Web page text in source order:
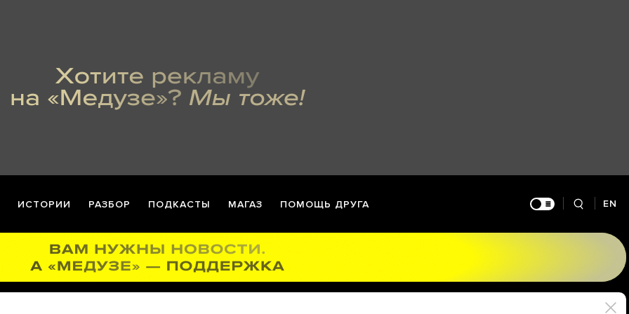
ИСТОРИИ РАЗБОР ПОДКАСТЫ МАГАЗ ПОМОЩЬ ДРУГА EN